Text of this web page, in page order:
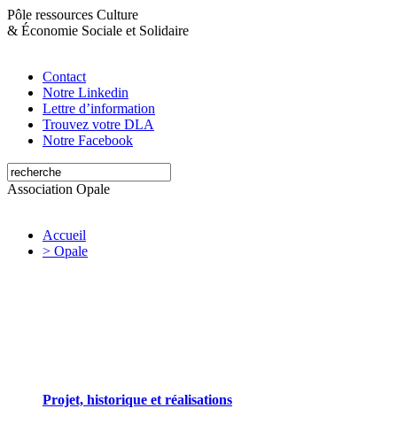
Pôle ressources Culture
& Économie Sociale et Solidaire
Contact
Notre Linkedin
Lettre d’information
Trouvez votre DLA
Notre Facebook
Association Opale
Accueil
> Opale
Projet, historique et réalisations